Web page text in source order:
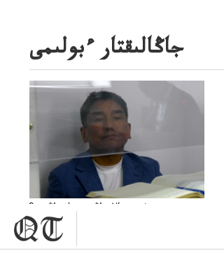
جاڭالىقتار ءبولىمى
سۋبسيديالار زاڭدى تولەنزاڭدىە؟
سوتتولەنگەناپتار ايىبە؟ۋ تسوتتاعىارىن
قايجاۋاپتارعا نەگىز ايىپتاۋا ما؟